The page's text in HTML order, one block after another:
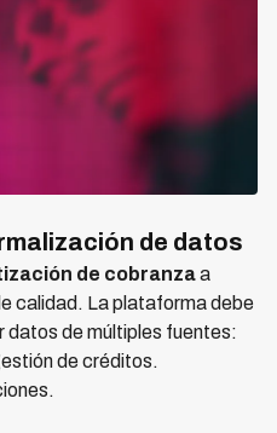
de datos
de cobranzaa
calidad. La plataforma debe
datos de múltiples fuentes:
de créditos.